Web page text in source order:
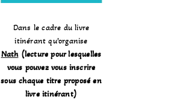
Dans le cadre du livre
itinérant qu’organise
Nath(lecture pour lesquelles
vous pouvez vous inscrire
sous chaque titre proposé en
livre itinérant)